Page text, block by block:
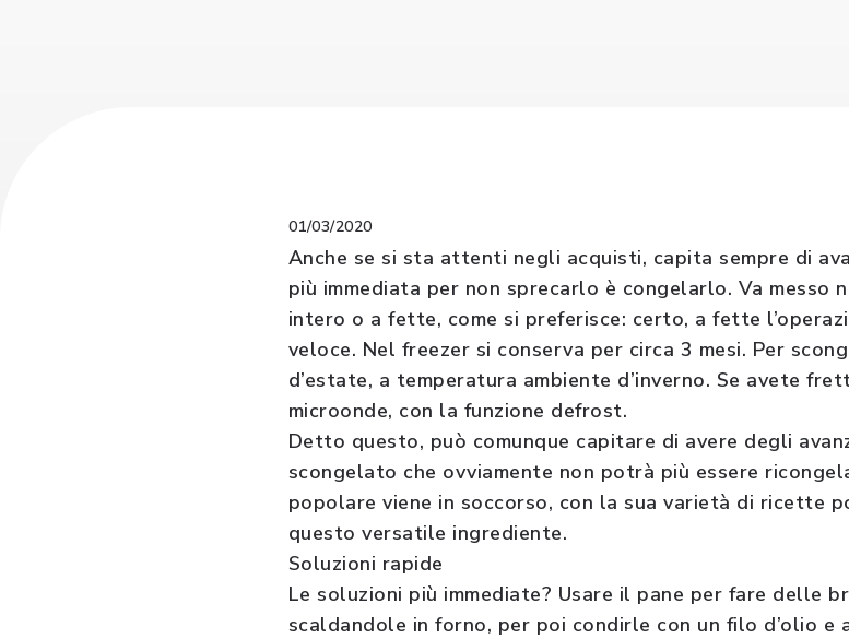
01/03/2020
Anche se si sta attenti negli acquisti, capita sempre di
più immediata per non sprecarlo è congelarlo. Va messo
intero o a fette, come si preferisce: certo, a fette
veloce. Nel freezer si conserva per circa 3 mesi. Per
d’estate, a temperatura ambiente d’inverno. Se avete
microonde, con la funzione defrost.
Detto questo, può comunque capitare di avere degli
scongelato che ovviamente non potrà più essere
popolare viene in soccorso, con la sua varietà di ricette
questo versatile ingrediente.
Soluzioni rapide
Le soluzioni più immediate? Usare il pane per fare delle
scaldandole in forno, per poi condirle con un filo d’olio e